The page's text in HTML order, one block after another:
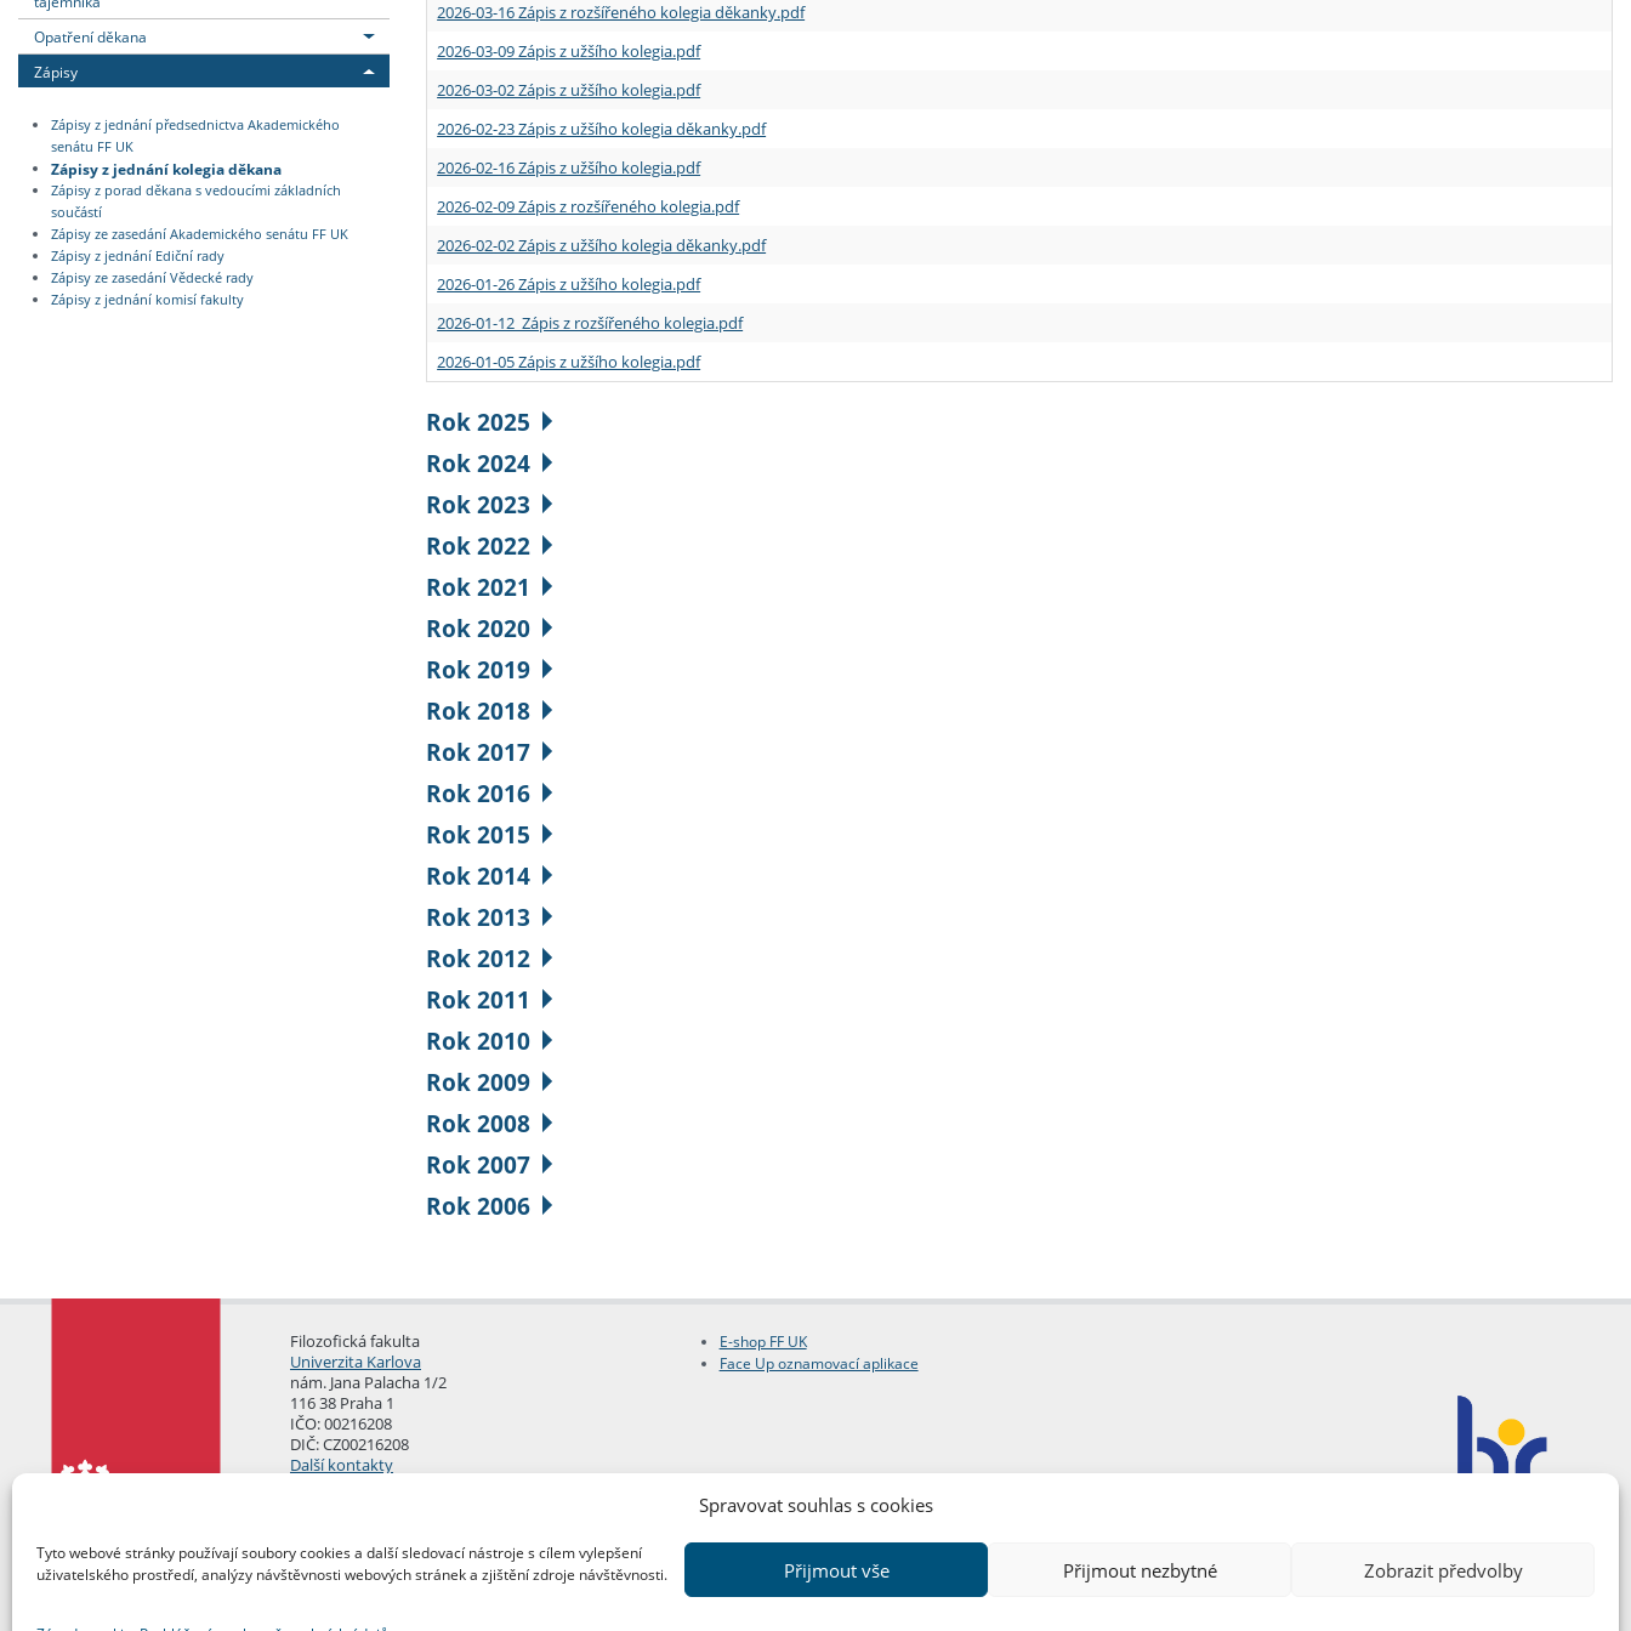
Spravovat souhlas s cookies
Tyto webové stránky používají soubory cookies a další sledovací nástroje s cílem vylepšení
uživatelského prostředí, analýzy návštěvnosti webových stránek a zjištění zdroje návštěvnosti.
Přijmout vše Přijmout nezbytné Zobrazit předvolby
Opatření děkana
Zápisy
Zápisy z jednání předsednictva Akademického
senátu FF UK
Zápisy z jednání kolegia děkana
Zápisy z porad děkana s vedoucími základních
součástí
Zápisy ze zasedání Akademického senátu FF UK
Zápisy z jednání Ediční rady
Zápisy ze zasedání Vědecké rady
Zápisy z jednání komisí fakulty
2026-03-16 Zápis z rozšířeného kolegia děkanky.pdf
2026-03-09 Zápis z užšího kolegia.pdf
2026-03-02 Zápis z užšího kolegia.pdf
2026-02-23 Zápis z užšího kolegia děkanky.pdf
2026-02-16 Zápis z užšího kolegia.pdf
2026-02-09 Zápis z rozšířeného kolegia.pdf
2026-02-02 Zápis z užšího kolegia děkanky.pdf
2026-01-26 Zápis z užšího kolegia.pdf
2026-01-12 Zápis z rozšířeného kolegia.pdf
2026-01-05 Zápis z užšího kolegia.pdf
Rok 2025
Rok 2024
Rok 2023
Rok 2022
Rok 2021
Rok 2020
Rok 2019
Rok 2018
Rok 2017
Rok 2016
Rok 2015
Rok 2014
Rok 2013
Rok 2012
Rok 2011
Rok 2010
Rok 2009
Rok 2008
Rok 2007
Rok 2006
Filozofická fakulta
Univerzita Karlova
nám. Jana Palacha 1/2
116 38 Praha 1
IČO: 00216208
DIČ: CZ00216208
Další kontakty
E-shop FF UK
Face Up oznamovací aplikace